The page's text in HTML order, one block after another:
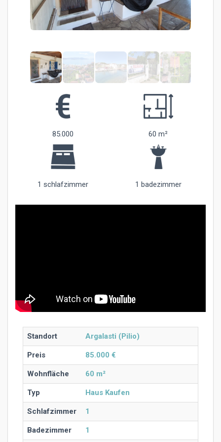
85.000 60 m²
1 schlafzimmer 1 badezimmer
Standort Argalasti (Pilio)
Preis 85.000 €
Wohnfläche 60 m²
Typ Haus Kaufen
Schlafzimmer 1
Badezimmer 1